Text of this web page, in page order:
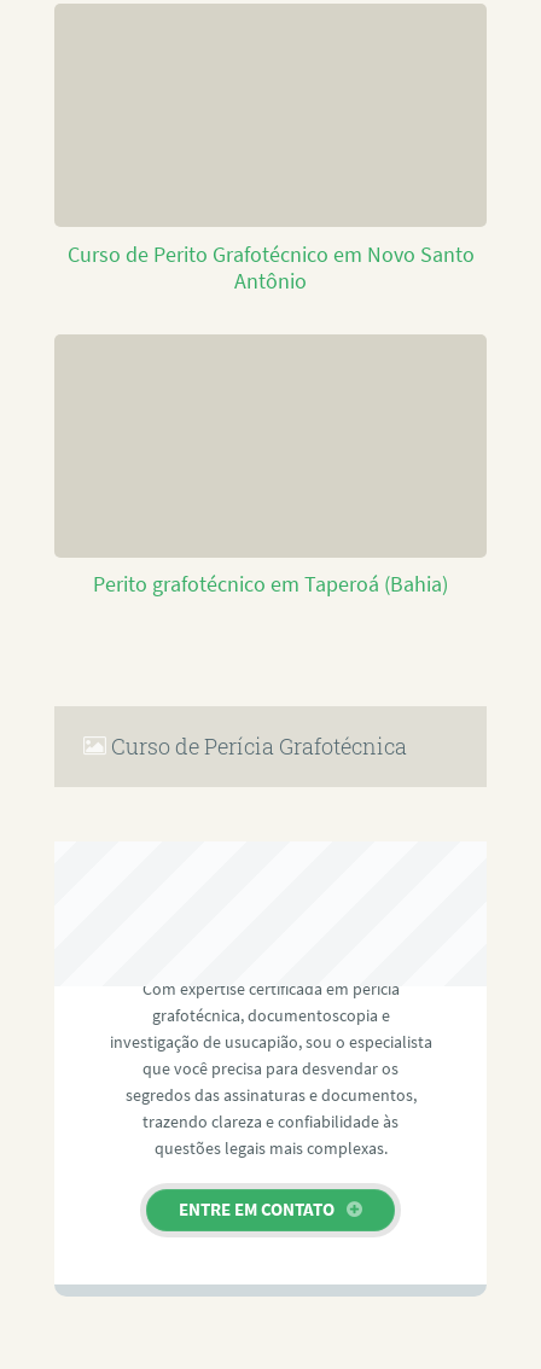
Curso de Perito Grafotécnico em Novo Santo
Antônio
Perito grafotécnico em Taperoá (Bahia)
Curso de Perícia Grafotécnica
Com expertise certificada em perícia
grafotécnica, documentoscopia e
investigação de usucapião, sou o especialista
que você precisa para desvendar os
segredos das assinaturas e documentos,
trazendo clareza e confiabilidade às
questões legais mais complexas.
ENTRE EM CONTATO